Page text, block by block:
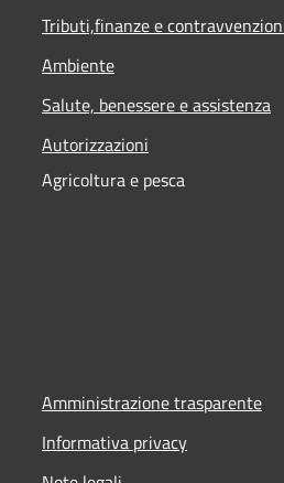
Tributi,finanze e
Ambiente
Salute, benessere e assistenza
Autorizzazioni
Agricoltura e pesca
Amministrazione trasparente
Informativa privacy